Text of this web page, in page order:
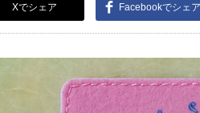
Xでシェア Facebookでシェア